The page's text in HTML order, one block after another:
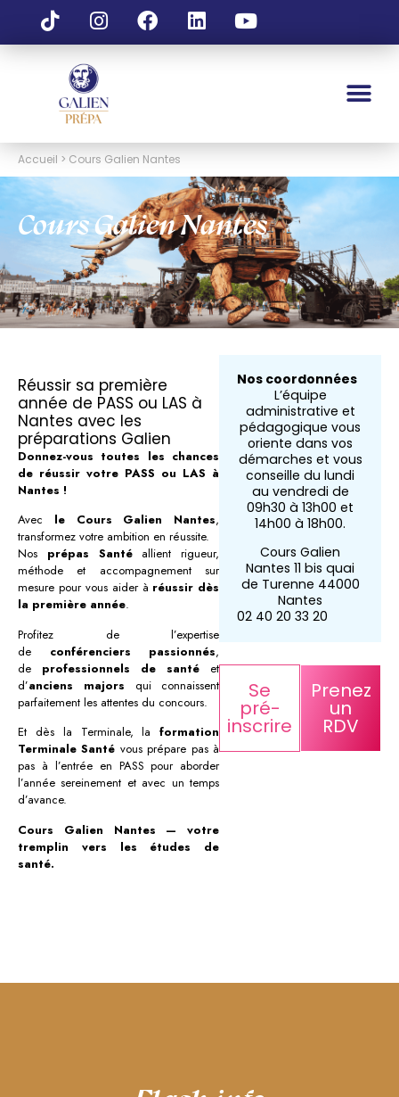
Accueil > Cours Galien Nantes
Cours Galien Nantes
Réussir sa première
année de PASS ou LAS à
Nantes avec les
préparations Galien
Donnez-vous toutes les chances
de réussir votre PASS ou LAS à
Nantes !
Avec le Cours Galien Nantes,
transformez votre ambition en réussite.
Nos prépas Santéallient rigueur,
méthode et accompagnement sur
mesure pour vous aider à réussir dès
la première année.
Profitez de l’expertise
de conférenciers passionnés,
de professionnels de santé et
d’anciens majors qui connaissent
parfaitement les attentes du concours.
Et dès la Terminale, laformation
Terminale Santé vous prépare pas à
pas à l’entrée en PASS pour aborder
l’année sereinement et avec un temps
d’avance.
Cours Galien Nantes — votre
tremplin vers les études de
santé.
Nos coordonnées
L’équipe
administrative et
pédagogique vous
oriente dans vos
démarches et vous
conseille du lundi
au vendredi de
09h30 à 13h00 et
14h00 à 18h00.
Cours Galien
Nantes 11 bis quai
de Turenne 44000
Nantes
02 40 20 33 20
Se
pré-
inscrire
Prenez
un
RDV